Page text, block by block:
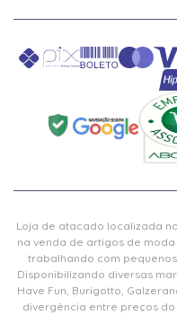
Loja de atacado localizada
na venda de artigos de
trabalhando com
Disponibilizando diversas
Have Fun, Burigotto,
divergência entre preços